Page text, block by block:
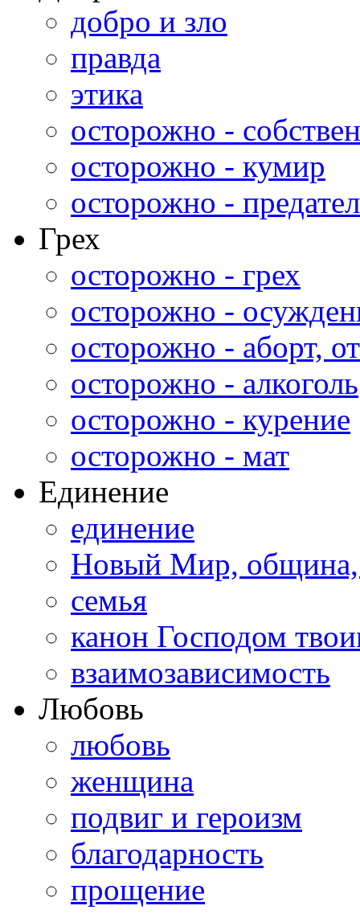
добро и зло
правда
этика
осторожно -
осторожно - кумир
осторожно -
Грех
осторожно - грех
осторожно -
осторожно - аборт,
осторожно - алкоголь
осторожно - курение
осторожно - мат
Единение
единение
Новый Мир,
семья
канон Господом
взаимозависимость
Любовь
любовь
женщина
подвиг и героизм
благодарность
прощение